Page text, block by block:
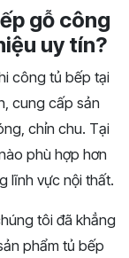
gỗ công
uy tín?
công tủ bếp tại
cung cấp sản
chỉn chu. Tại
phù hợp hơn
lĩnh vực nội thất.
tôi đã khẳng
phẩm tủ bếp